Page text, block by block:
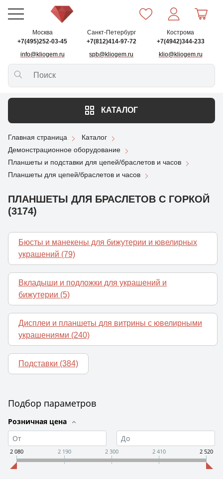
Москва
+7(495)252-03-45
info@kliogem.ru
Санкт-Петербург
+7(812)414-97-72
spb@kliogem.ru
Кострома
+7(4942)344-233
klio@kliogem.ru
КАТАЛОГ
Главная страница
Каталог
Демонстрационное оборудование
Планшеты и подставки для цепей/браслетов и часов
Планшеты для цепей/браслетов и часов
ПЛАНШЕТЫ ДЛЯ БРАСЛЕТОВ С ГОРКОЙ
(3174)
Бюсты и манекены для бижутерии и ювелирных
украшений (79)
Вкладыши и подложки для украшений и
бижутерии (5)
Дисплеи и планшеты для витрины с ювелирными
украшениями (240)
Подставки (384)
Подбор параметров
Розничная цена
2 080 2 190 2 300 2 410 2 520